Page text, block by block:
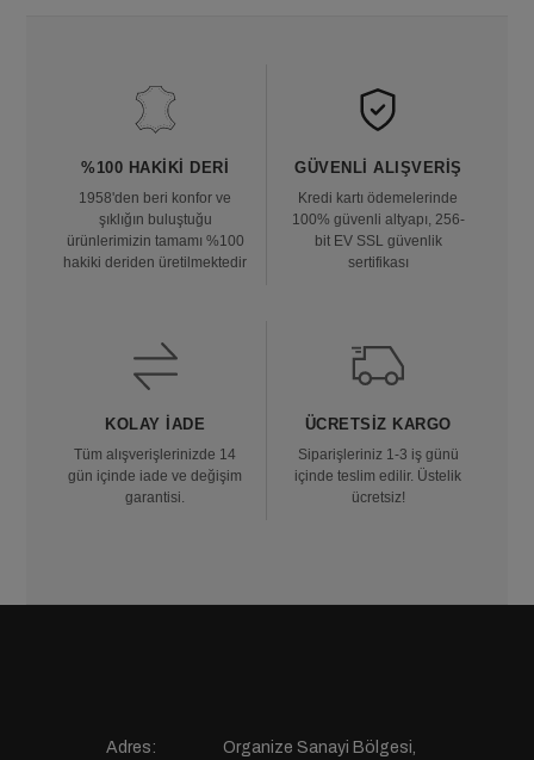
%100 HAKIKI DERI
1958'den beri konfor ve
şıklığın buluştuğu
ürünlerimizin tamamı %100
hakiki deriden üretilmektedir
GÜVENLI ALIŞVERIŞ
Kredi kartı ödemelerinde
100% güvenli altyapı, 256-
bit EV SSL güvenlik
sertifikası
KOLAY İADE
Tüm alışverişlerinizde 14
gün içinde iade ve değişim
garantisi.
ÜCRETSIZ KARGO
Siparişleriniz 1-3 iş günü
içinde teslim edilir. Üstelik
ücretsiz!
Adres:
Organize Sanayi Bölgesi,